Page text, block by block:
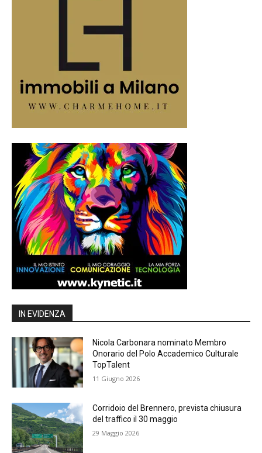
IN EVIDENZA
Nicola Carbonara nominato Membro
Onorario del Polo Accademico Culturale
TopTalent
11 Giugno 2026
Corridoio del Brennero, prevista chiusura
del traffico il 30 maggio
29 Maggio 2026